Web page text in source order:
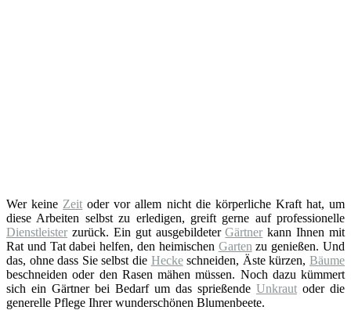
Wer keine Zeit oder vor allem nicht die körperliche Kraft hat, um
diese Arbeiten selbst zu erledigen, greift gerne auf professionelle
Dienstleister zurück. Ein gut ausgebildeterGärtner kann Ihnen mit
Rat und Tat dabei helfen, den heimischen Garten zu genießen. Und
das, ohne dass Sie selbst die Heckeschneiden, Äste kürzen,Bäume
beschneiden oder den Rasen mähen müssen. Noch dazu kümmert
sich ein Gärtner bei Bedarf um das sprießende Unkraut oder die
generelle Pflege Ihrer wunderschönen Blumenbeete.